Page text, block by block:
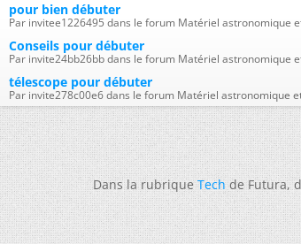
pour bien débuter
Par invitee1226495 dans le forum Matériel astronomique
Conseils pour débuter
Par invite24bb26bb dans le forum Matériel astronomique
télescope pour débuter
Par invite278c00e6 dans le forum Matériel astronomique
Dans la rubriqueTechde Futura,